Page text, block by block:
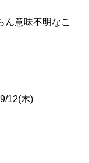
ん意味不明なこ
12(木)